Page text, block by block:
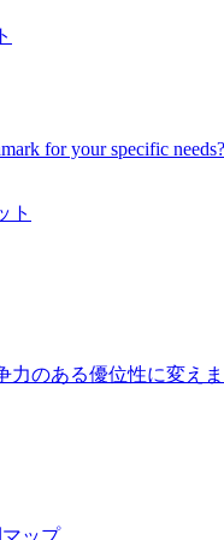
for your specific needs?
ト
力のある優位性に変え
ップ